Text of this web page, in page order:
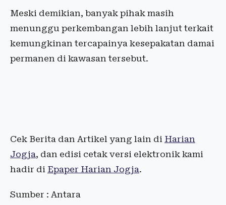
Meski demikian, banyak pihak masih
menunggu perkembangan lebih lanjut terkait
kemungkinan tercapainya kesepakatan damai
permanen di kawasan tersebut.
Cek Berita dan Artikel yang lain di Harian
Jogja, dan edisi cetak versi elektronik kami
hadir di Epaper Harian Jogja.
Sumber : Antara